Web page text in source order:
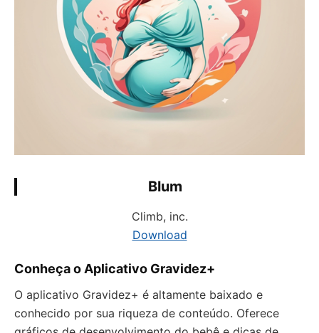
Blum
Climb, inc.
Download
Conheça o Aplicativo Gravidez+
O aplicativo Gravidez+ é altamente baixado e
conhecido por sua riqueza de conteúdo. Oferece